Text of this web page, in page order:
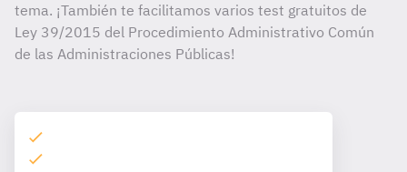
tema. ¡También te facilitamos varios test gratuitos de
Ley 39/2015 del Procedimiento Administrativo Común
de las Administraciones Públicas!